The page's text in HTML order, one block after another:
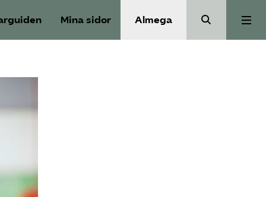
Mina sidor Almega